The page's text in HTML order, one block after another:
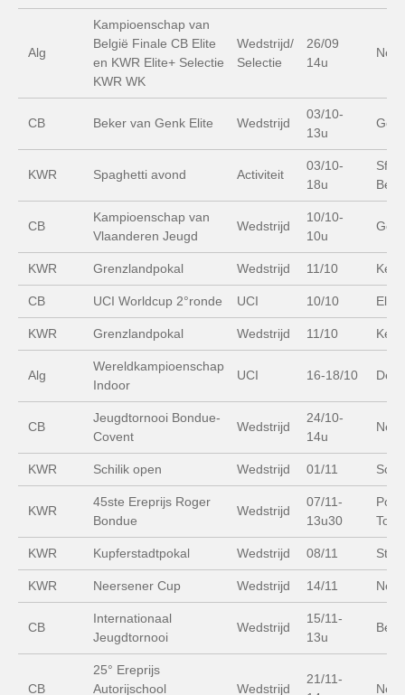
Alg
Kampioenschap van
België Finale CB Elite
en KWR Elite+ Selectie
KWR WK
Wedstrijd/
Selectie
26/09
14u
CB Beker van Genk Elite Wedstrijd
03/10-
13u
KWR Spaghetti avond Activiteit
03/10-
18u
CB
Kampioenschap van
Vlaanderen Jeugd
Wedstrijd
10/10-
10u
KWR Grenzlandpokal Wedstrijd 11/10
CB UCI Worldcup 2°ronde UCI 10/10
KWR Grenzlandpokal Wedstrijd 11/10
Alg
Wereldkampioenschap
Indoor
UCI 16-18/10
CB
Jeugdtornooi Bondue-
Covent
Wedstrijd
24/10-
14u
KWR Schilik open Wedstrijd 01/11
KWR
45ste Ereprijs Roger
Bondue
Wedstrijd
07/11-
13u30
KWR Kupferstadtpokal Wedstrijd 08/11
KWR Neersener Cup Wedstrijd 14/11
CB
Internationaal
Jeugdtornooi
Wedstrijd
15/11-
13u
CB
25° Ereprijs
Autorijschool
Wedstrijd
21/11-